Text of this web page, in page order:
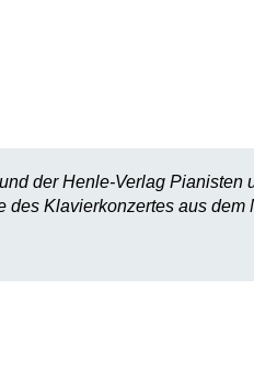
der Henle-Verlag Pianisten
Klavierkonzertes aus dem